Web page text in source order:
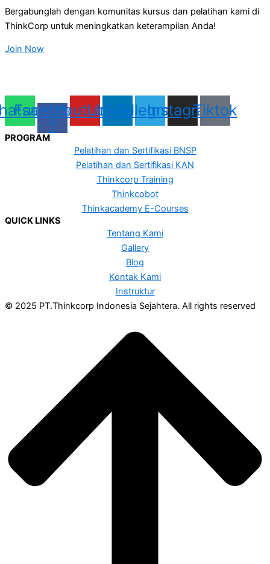
Bergabunglah dengan komunitas kursus dan pelatihan kami di
ThinkCorp untuk meningkatkan keterampilan Anda!
Join Now
Facebook-
f
YoutubeLinkedinTelegram
Instagram
Tiktok
PROGRAM
Pelatihan dan Sertifikasi BNSP
Pelatihan dan Sertifikasi KAN
Thinkcorp Training
Thinkcobot
Thinkacademy E-Courses
QUICK LINKS
Tentang Kami
Gallery
Blog
Kontak Kami
Instruktur
© 2025 PT.Thinkcorp Indonesia Sejahtera. All rights reserved